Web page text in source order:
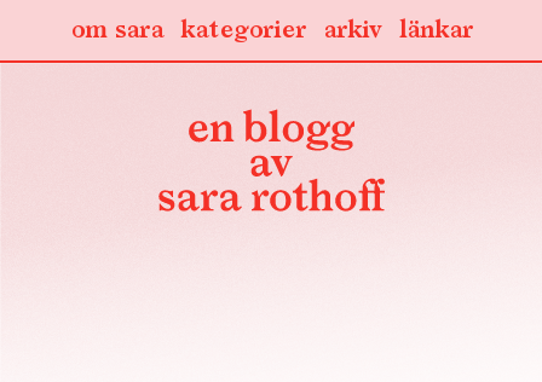
länkar
arkiv
kategorier
om sara